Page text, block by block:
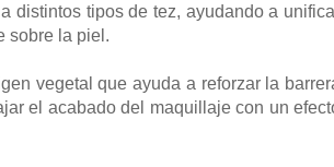
distintos tipos de tez, ayudando a
sobre la piel.
vegetal que ayuda a reforzar la
el acabado del maquillaje con un